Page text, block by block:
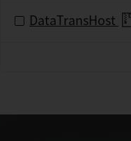
DataTransHost